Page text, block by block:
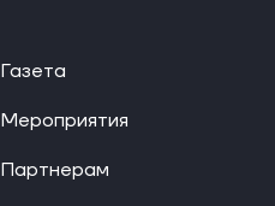
Газета
Мероприятия
Партнерам